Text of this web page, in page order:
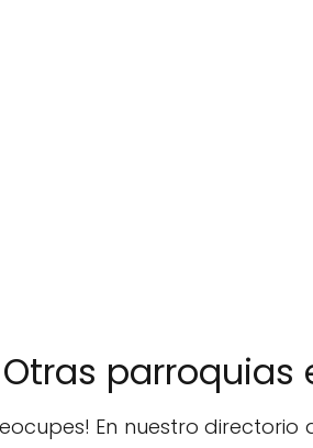
parroquias
En nuestro directorio